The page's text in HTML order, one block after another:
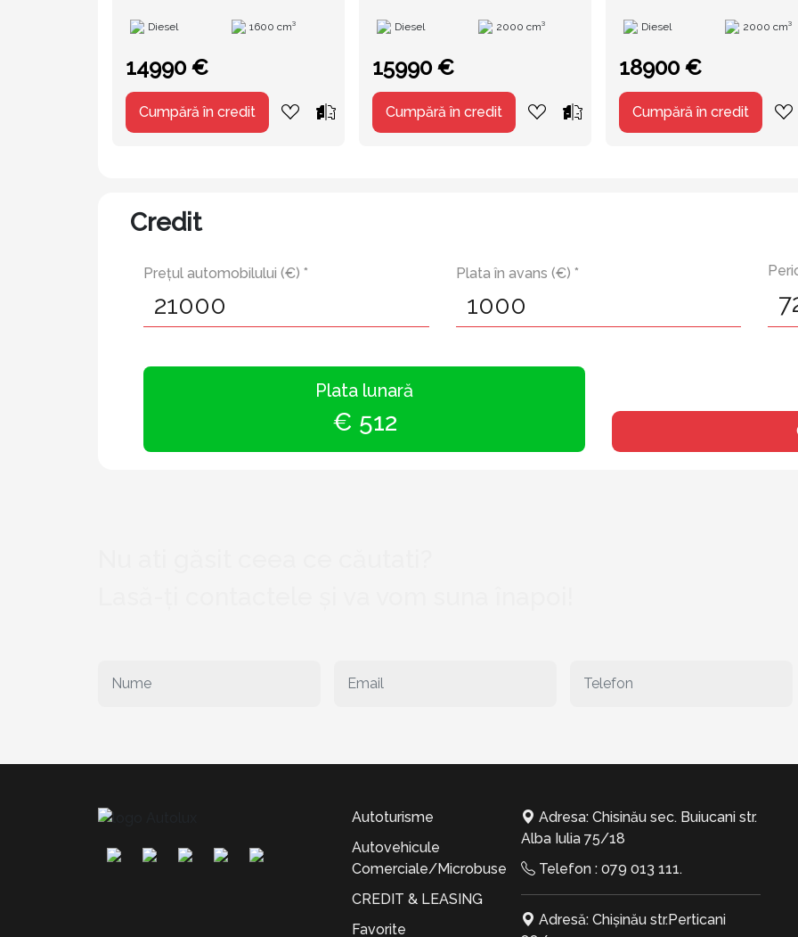
Diesel 1600 cm³
14990 €
Cumpără în credit
Diesel 2000 cm³
15990 €
Cumpără în credit
Diesel 2000 cm³
18900 €
Cumpără în credit
Credit
Prețul automobilului (€) * Plata în avans (€) *
Plata lunară
€ 512
Autoturisme
Autovehicule
Comerciale/Microbuse
CREDIT & LEASING
Favorite
Adresa: Chisinău sec. Buiucani str.
Alba Iulia 75/18
Telefon : 079 013 111.
Adresă: Chișinău str.Perticani